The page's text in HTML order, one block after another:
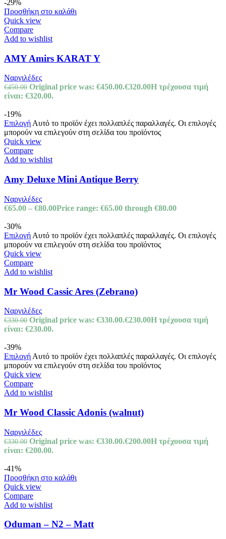
-29%
Προσθήκη στο καλάθι
Quick view
Compare
Add to wishlist
AMY Amirs KARAT Y
Ναργιλέδες
€450.00 Original price was: €450.00.€320.00Η τρέχουσα τιμή
είναι: €320.00.
-19%
Επιλογή Αυτό το προϊόν έχει πολλαπλές παραλλαγές. Οι επιλογές
μπορούν να επιλεγούν στη σελίδα του προϊόντος
Quick view
Compare
Add to wishlist
Amy Deluxe Mini Antique Berry
Ναργιλέδες
€65.00 – €80.00Price range: €65.00 through €80.00
-30%
Επιλογή Αυτό το προϊόν έχει πολλαπλές παραλλαγές. Οι επιλογές
μπορούν να επιλεγούν στη σελίδα του προϊόντος
Quick view
Compare
Add to wishlist
Mr Wood Cassic Ares (Zebrano)
Ναργιλέδες
€330.00 Original price was: €330.00.€230.00Η τρέχουσα τιμή
είναι: €230.00.
-39%
Επιλογή Αυτό το προϊόν έχει πολλαπλές παραλλαγές. Οι επιλογές
μπορούν να επιλεγούν στη σελίδα του προϊόντος
Quick view
Compare
Add to wishlist
Mr Wood Classic Adonis (walnut)
Ναργιλέδες
€330.00 Original price was: €330.00.€200.00Η τρέχουσα τιμή
είναι: €200.00.
-41%
Προσθήκη στο καλάθι
Quick view
Compare
Add to wishlist
Oduman – N2 – Matt